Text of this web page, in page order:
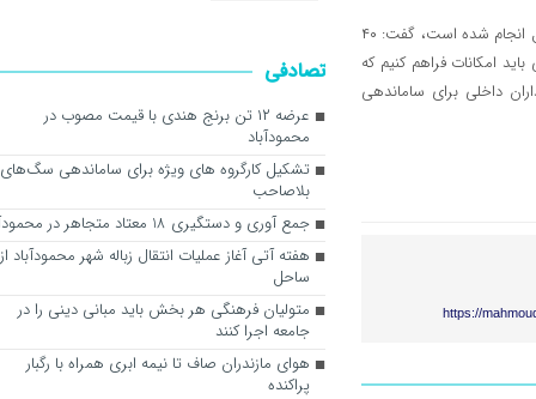
استاندار مازندران با بیان اینکه ریل گذاری برای ورود بخش خصوصی برای ساماندهی سواحل انجام شده است، گفت: ۴۰
امکانات فراهم کنیم که
داخلی برای ساماندهی
https://
تصادفی
عرضه ۱۲ تن برنج هندی با قیمت مصوب در
محمودآباد
تشکیل کارگروه های ویژه برای ساماندهی سگ‌های
بلاصاحب
جمع آوری و دستگیری 18 معتاد متجاهر در محمودآباد
هفته آتی آغاز عملیات انتقال زباله شهر محمودآباد از
ساحل
متولیان فرهنگی هر بخش باید مبانی دینی را در
جامعه اجرا کنند
هوای مازندران صاف تا نیمه ابری همراه با رگبار
پراکنده